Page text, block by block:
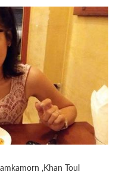
,Khan Toul